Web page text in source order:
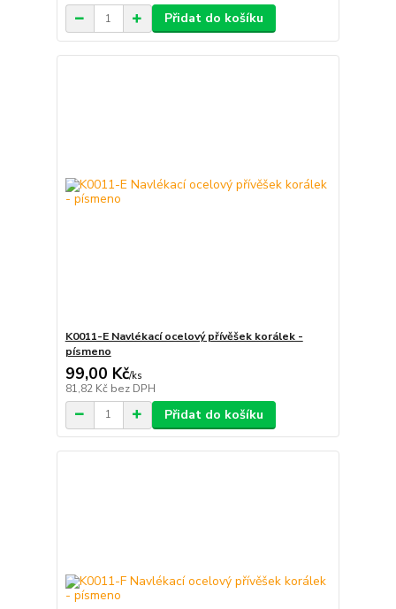
Přidat do košíku
K0011-E Navlékací ocelový přívěšek korálek -
písmeno
99,00 Kč/ks
81,82 Kč bez DPH
Přidat do košíku